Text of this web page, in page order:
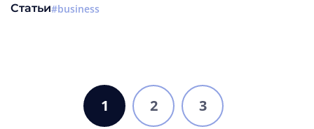
Статьи business
1 2 3